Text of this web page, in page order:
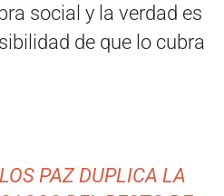
social y la verdad es
de que lo cubra
PAZ DUPLICA LA